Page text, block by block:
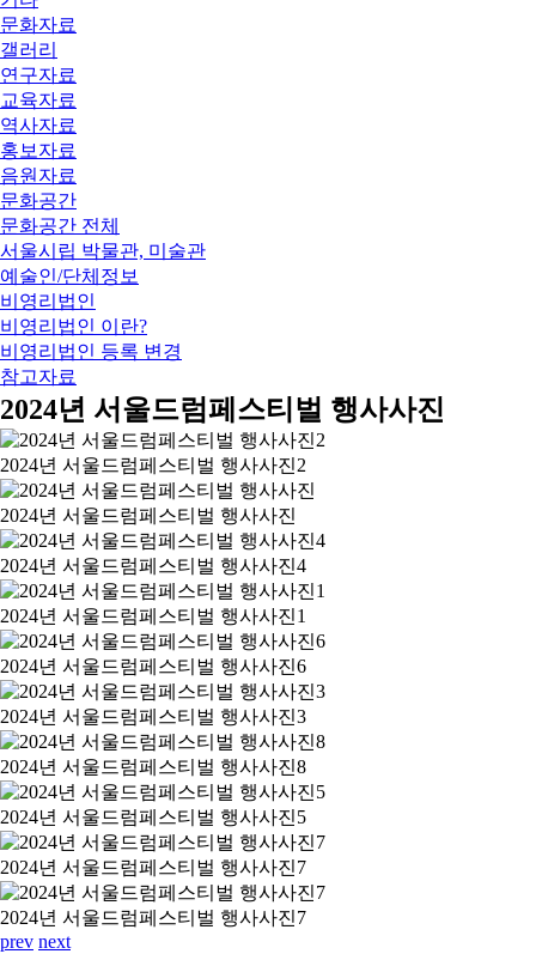
문화자료
갤러리
연구자료
교육자료
역사자료
홍보자료
음원자료
문화공간
문화공간 전체
서울시립 박물관, 미술관
예술인/단체정보
비영리법인
비영리법인 이란?
비영리법인 등록 변경
참고자료
2024년 서울드럼페스티벌 행사사진
2024년 서울드럼페스티벌 행사사진2
2024년 서울드럼페스티벌 행사사진
2024년 서울드럼페스티벌 행사사진4
2024년 서울드럼페스티벌 행사사진1
2024년 서울드럼페스티벌 행사사진6
2024년 서울드럼페스티벌 행사사진3
2024년 서울드럼페스티벌 행사사진8
2024년 서울드럼페스티벌 행사사진5
2024년 서울드럼페스티벌 행사사진7
2024년 서울드럼페스티벌 행사사진7
prev next